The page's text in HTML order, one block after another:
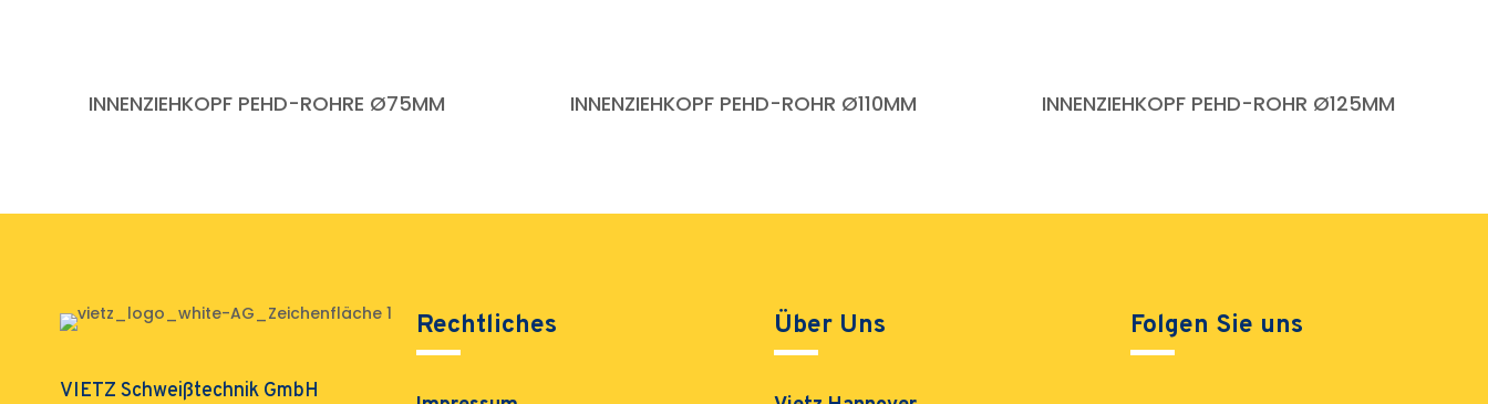
INNENZIEHKOPF PEHD-ROHRE Ø75MM INNENZIEHKOPF PEHD-ROHR Ø110MM INNENZIEHKOPF PEHD-ROHR Ø125MM
VIETZ Schweißtechnik GmbH
Rechtliches Über Uns Folgen Sie uns